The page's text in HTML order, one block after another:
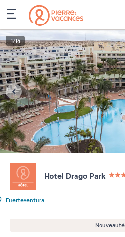
Hotel Drago Park
Fuerteventura
Nouveauté
1/14